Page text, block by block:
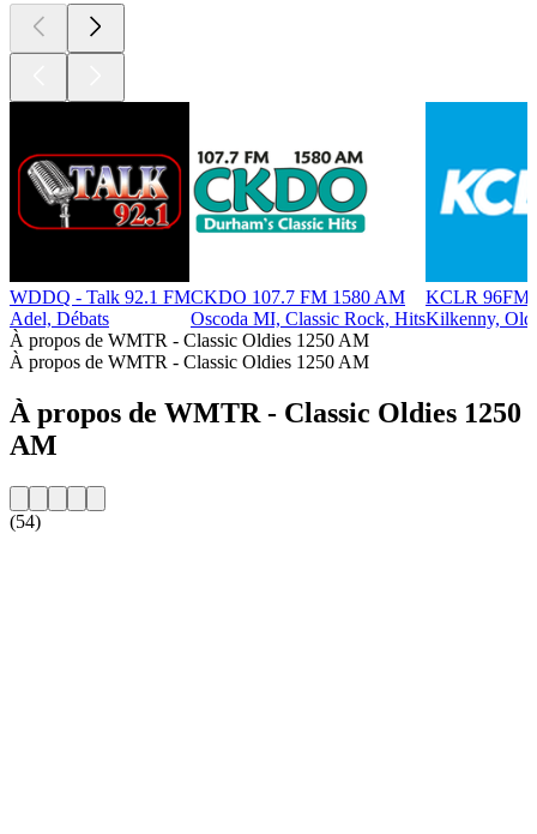
WDDQ - Talk 92.1 FM
Adel, Débats
CKDO 107.7 FM 1580 AM
Oscoda MI, Classic Rock, Hits
KCLR 96FM
Kilkenny,
À propos de WMTR - Classic Oldies 1250 AM
À propos de WMTR - Classic Oldies 1250 AM
À propos de WMTR - Classic Oldies 1250
AM
(54)